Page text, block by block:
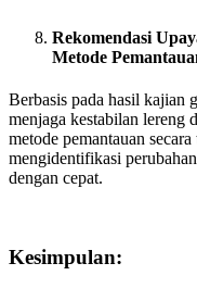
Rekomendasi
Metode
Berbasis pada hasil kajian
menjaga kestabilan lereng
metode pemantauan
mengidentifikasi
dengan cepat.
Kesimpulan: